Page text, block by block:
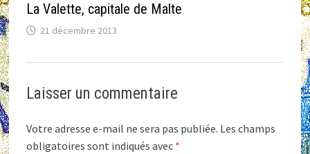
La Valette, capitale de Malte
21 décembre 2013
Laisser un commentaire
Votre adresse e-mail ne sera pas publiée. Les champs
obligatoires sont indiqués avec *